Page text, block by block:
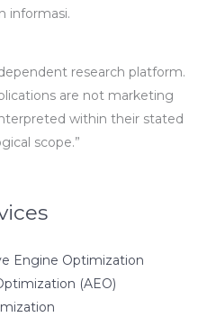
informasi.
research platform.
are not marketing
within their stated
scope.”
Engine Optimization
(AEO)